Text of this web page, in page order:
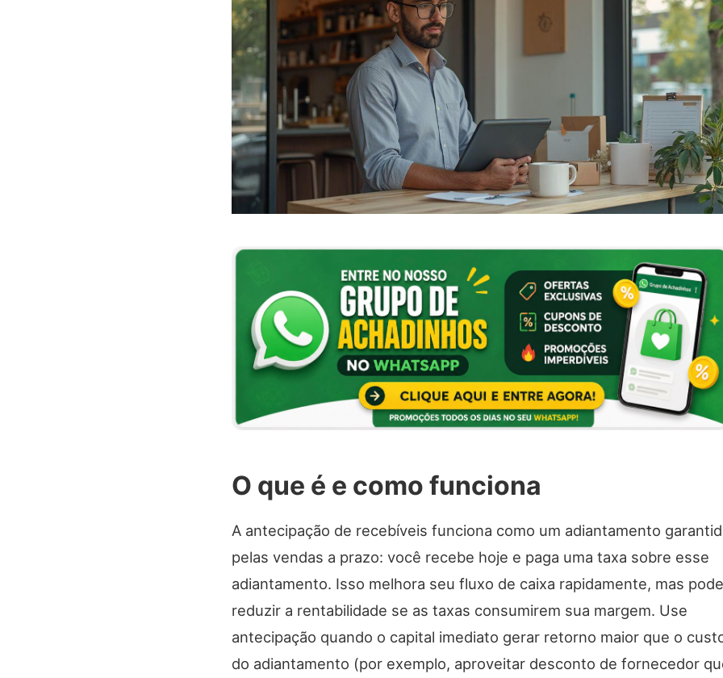
O que é e como funciona
A antecipação de recebíveis funciona como um adiantamento
pelas vendas a prazo: você recebe hoje e paga uma taxa sobre esse
adiantamento. Isso melhora seu fluxo de caixa rapidamente, mas pode
reduzir a rentabilidade se as taxas consumirem sua margem. Use
antecipação quando o capital imediato gerar retorno maior que o
do adiantamento (por exemplo, aproveitar desconto de fornecedor